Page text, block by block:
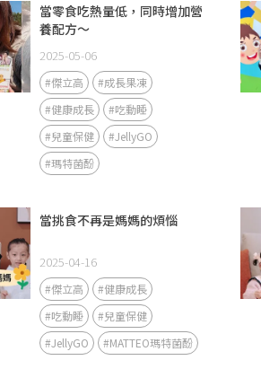
當零食吃熱量低，同時增加營
養配方～
2025-05-06
#傑立高
#成長果凍
#健康成長
#吃動睡
#兒童保健
#JellyGO
#瑪特菌酚
當挑食不再是媽媽的煩惱
2025-04-16
#傑立高
#健康成長
#吃動睡
#兒童保健
#JellyGO
#MATTEO瑪特菌酚